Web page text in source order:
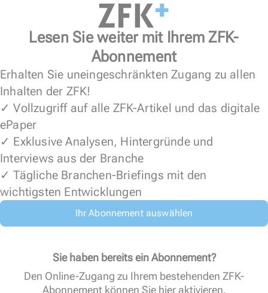
Lesen Sie weiter mit Ihrem ZFK-
Abonnement
Erhalten Sie uneingeschränkten Zugang zu allen
Inhalten der ZFK!
✓ Vollzugriff auf alle ZFK-Artikel und das digitale
ePaper
✓ Exklusive Analysen, Hintergründe und
Interviews aus der Branche
✓ Tägliche Branchen-Briefings mit den
wichtigsten Entwicklungen
Ihr Abonnement auswählen
Sie haben bereits ein Abonnement?
Den Online-Zugang zu Ihrem bestehenden ZFK-
Abonnement können Sie hier aktivieren.